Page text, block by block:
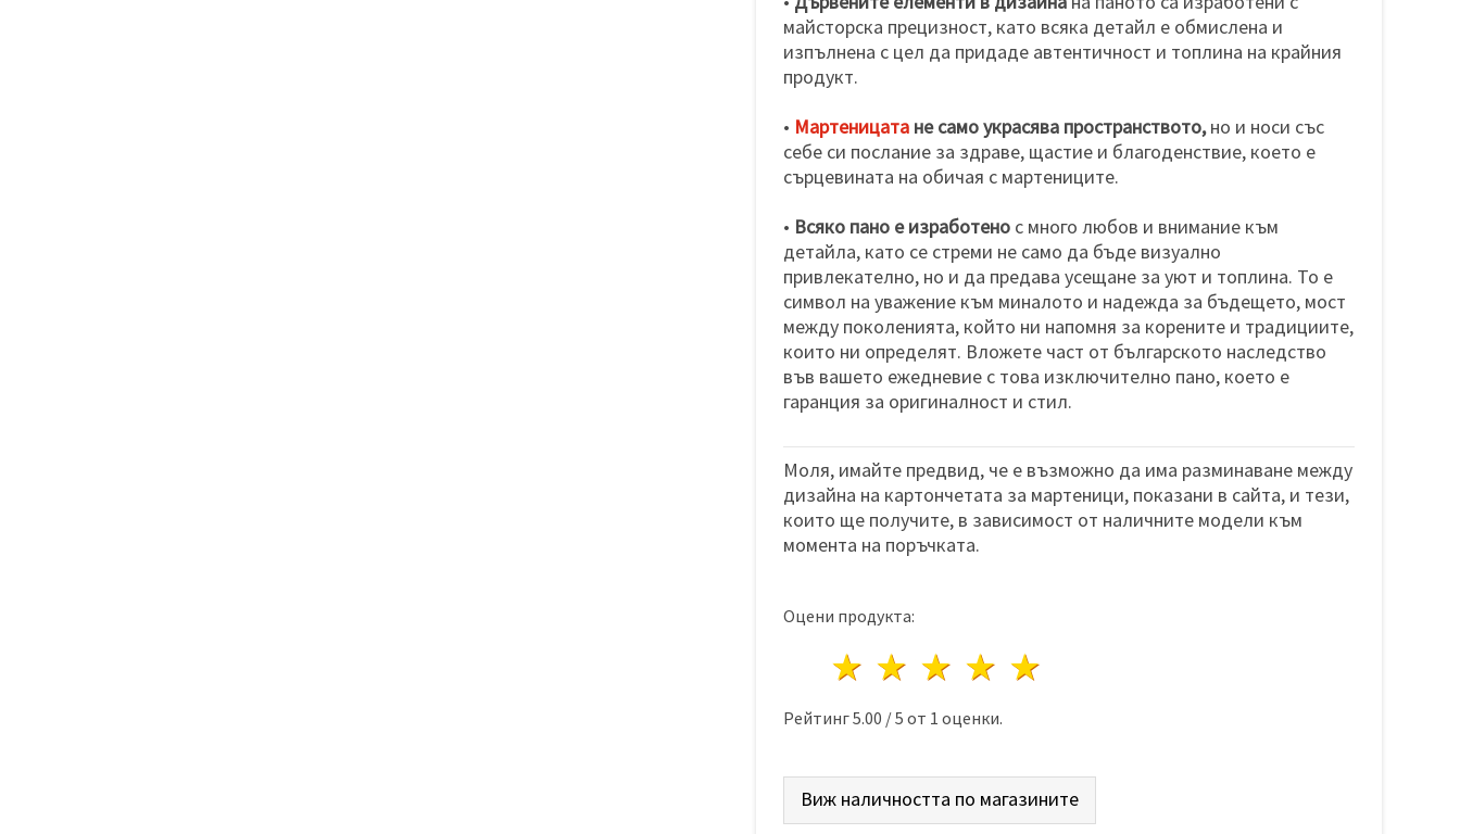
майсторска прецизност, като всяка детайл е обмислена и
изпълнена с цел да придаде автентичност и топлина на крайния
продукт.
• Мартеницата не само украсява пространството,но и носи със
себе си послание за здраве, щастие и благоденствие, което е
сърцевината на обичая с мартениците.
• Всяко пано е изработено с много любов и внимание към
детайла, като се стреми не само да бъде визуално
привлекателно, но и да предава усещане за уют и топлина. То е
символ на уважение към миналото и надежда за бъдещето, мост
между поколенията, който ни напомня за корените и традициите,
които ни определят. Вложете част от българското наследство
във вашето ежедневие с това изключително пано, което е
гаранция за оригиналност и стил.
Моля, имайте предвид, че е възможно да има разминаване между
дизайна на картончетата за мартеници, показани в сайта, и тези,
които ще получите, в зависимост от наличните модели към
момента на поръчката.
Оцени продукта:
4 звезди
3 звезди
2 звезди
1 звезда
Рейтинг5.00 /5 от 1 оценки.
Виж наличността по магазините